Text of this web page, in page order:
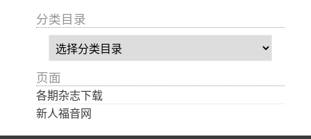
分类目录
目
录
页面
各期杂志下载
新人福音网